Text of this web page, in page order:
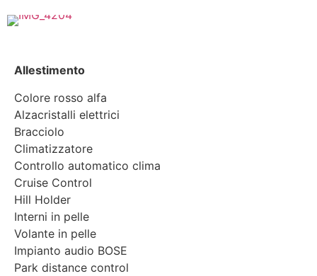
Allestimento
Colore rosso alfa
Alzacristalli elettrici
Bracciolo
Climatizzatore
Controllo automatico clima
Cruise Control
Hill Holder
Interni in pelle
Volante in pelle
Impianto audio BOSE
Park distance control